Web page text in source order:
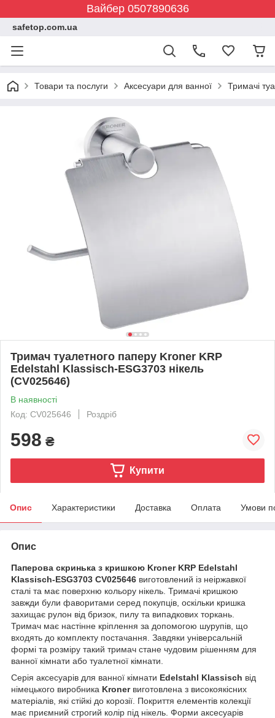
Вайбер 0507890636
safetop.com.ua
Товари та послуги Аксесуари для ванної Тримачі
Тримач туалетного паперу Kroner KRP
Edelstahl Klassisch-ESG3703 нікель
(CV025646)
В наявності
Код: CV025646
Роздріб
598 ₴
Купити
Опис Характеристики Доставка Оплата Умови
Опис
Паперова скринька з кришкою Kroner KRP Edelstahl
Klassisch-ESG3703 CV025646 виготовлений із неіржавкої
сталі та має поверхню кольору нікель. Тримачі кришкою
завжди були фаворитами серед покупців, оскільки кришка
захищає рулон від бризок, пилу та випадкових торкань.
Тримач має настінне кріплення за допомогою шурупів, що
входять до комплекту постачання. Завдяки універсальній
формі та розміру такий тримач стане чудовим рішенням для
ванної кімнати або туалетної кімнати.
Серія аксесуарів для ванної кімнати Edelstahl Klassisch від
німецького виробника Kronerвиготовлена з високоякісних
матеріалів, які стійкі до корозії. Покриття елементів колекції
має приємний строгий колір під нікель. Форми аксесуарів